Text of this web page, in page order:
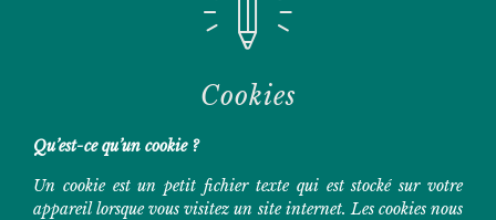
Cookies
Qu’est-ce qu’un cookie ?
Un cookie est un petit fichier texte qui est stocké sur votre
appareil lorsque vous visitez un site internet. Les cookies nous